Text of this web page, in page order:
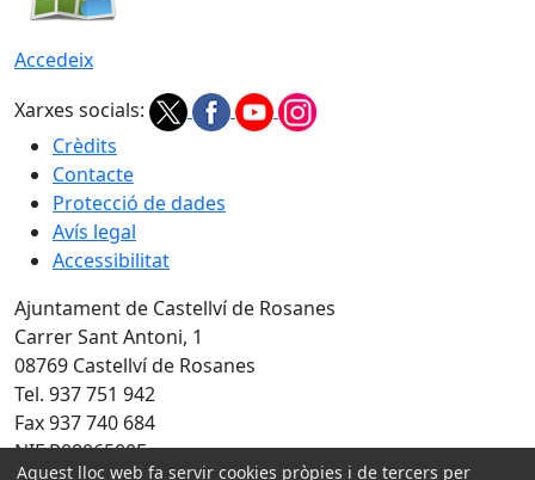
Accedeix
Xarxes socials:
Crèdits
Contacte
Protecció de dades
Avís legal
Accessibilitat
Ajuntament de Castellví de Rosanes
Carrer Sant Antoni, 1
08769 Castellví de Rosanes
Tel. 937 751 942
Fax 937 740 684
NIF P0806500E
Aquest lloc web fa servir cookies pròpies i de tercers per